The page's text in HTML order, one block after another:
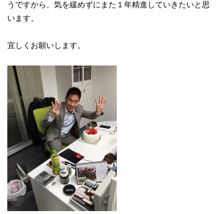
うですから、気を緩めずにまた１年精進していきたいと思
います。
宜しくお願いします。